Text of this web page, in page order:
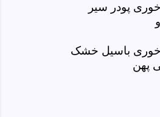
پودر سیر
باسیل خشک
پهن